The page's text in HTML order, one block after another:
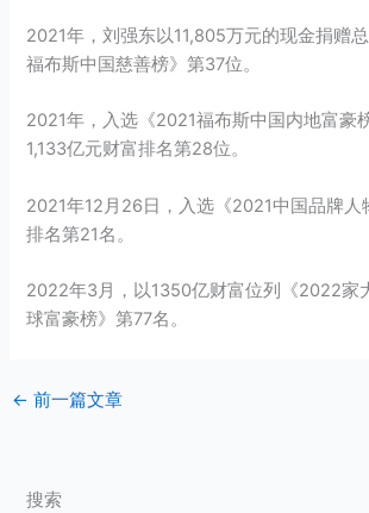
2021年，刘强东以11,805万元的现金捐赠
福布斯中国慈善榜》第37位。
2021年，入选《2021福布斯中国内地富豪
1,133亿元财富排名第28位。
2021年12月26日，入选《2021中国品牌人
排名第21名。
2022年3月，以1350亿财富位列《2022家
球富豪榜》第77名。
← 前一篇文章
搜索